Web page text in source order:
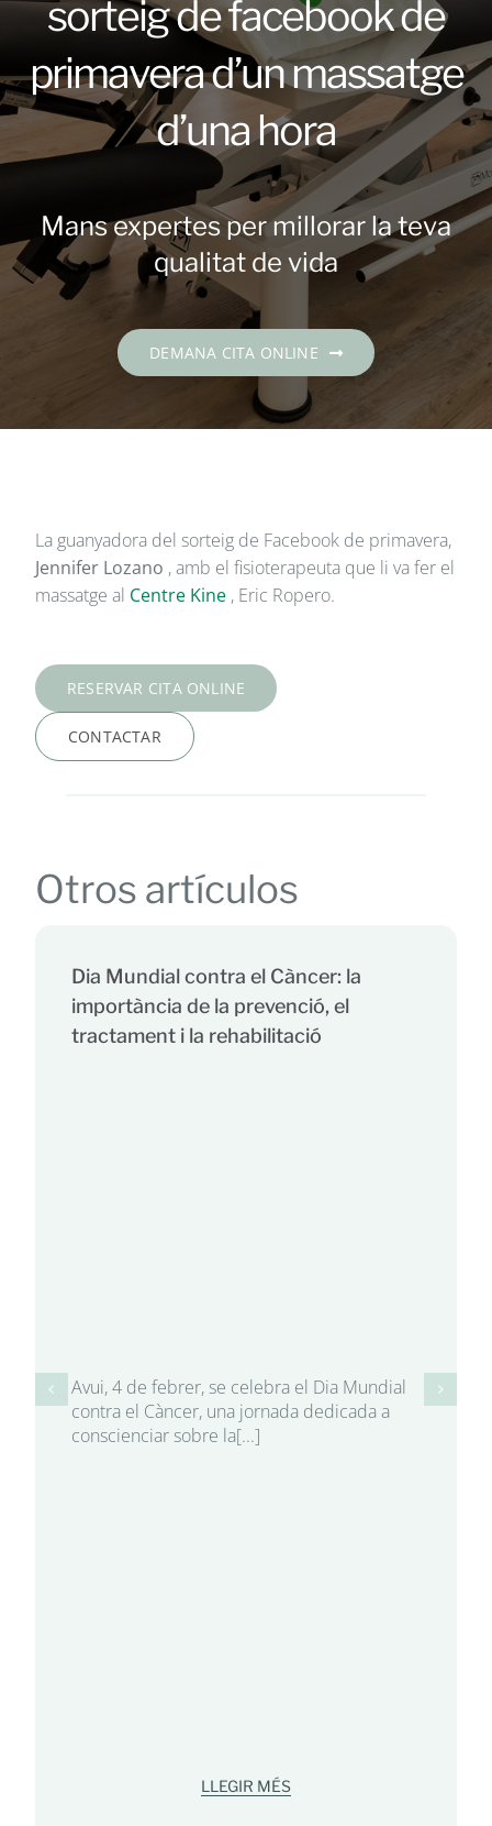
Contacte
DEMANA CITA
Català
sorteig de facebook de
primavera d’un massatge
d’una hora
Mans expertes per millorar la teva
qualitat de vida
DEMANA CITA ONLINE
La guanyadora del sorteig de Facebook de primavera,
Jennifer Lozano , amb el fisioterapeuta que li va fer el
massatge al Centre Kine, Eric Ropero.
RESERVAR CITA ONLINE
CONTACTAR
Otros artículos
Dia Mundial contra el Càncer: la
importància de la prevenció, el
tractament i la rehabilitació
Avui, 4 de febrer, se celebra el Dia Mundial
contra el Càncer, una jornada dedicada a
conscienciar sobre la[...]
LLEGIR MÉS